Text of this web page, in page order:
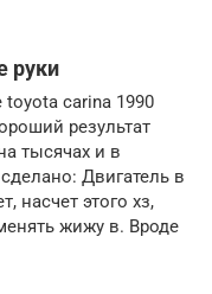
руки
carina 1990
результат
тысячах и в
Двигатель в
насчет этого хз,
жижу в. Вроде